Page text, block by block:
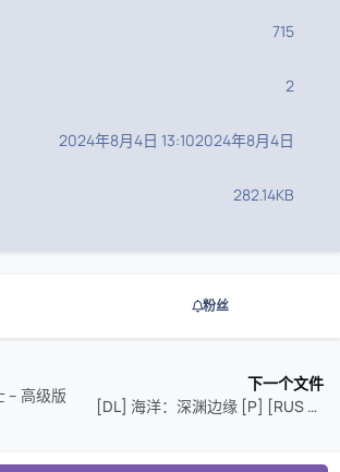
715
2
2024年8月4日 13:102024年8月4日
282.14KB
粉丝
– 高级版
下一个文件
[DL] 海洋：深渊边缘 [P] [RUS + ENG + 9 / ENG]